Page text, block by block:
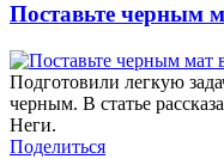
Поставьте черным
Подготовили легкую
черным. В статье
Неги.
Поделиться